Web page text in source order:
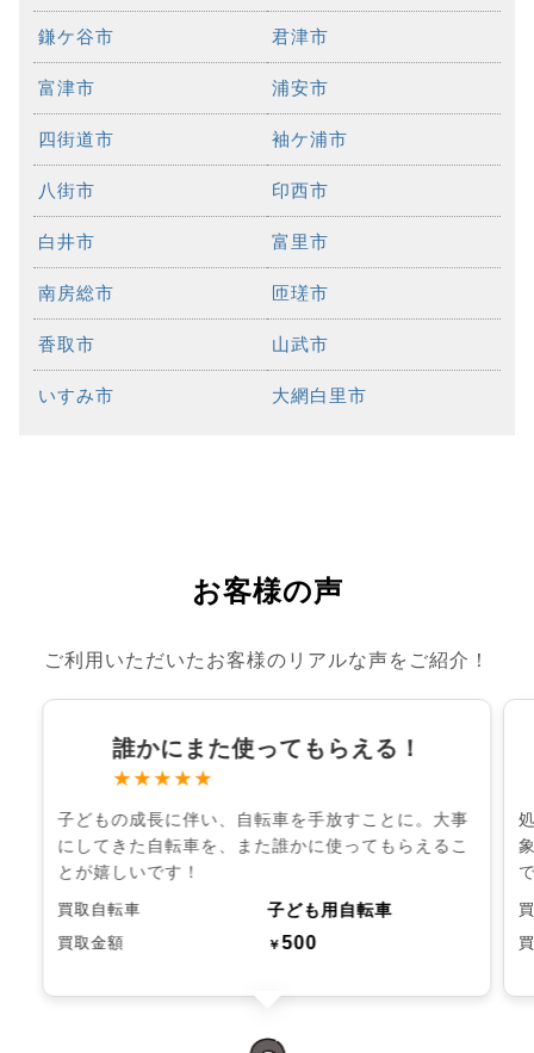
鎌ケ谷市 君津市
富津市 浦安市
四街道市 袖ケ浦市
八街市 印西市
白井市 富里市
南房総市 匝瑳市
香取市 山武市
いすみ市 大網白里市
お客様の声
ご利用いただいたお客様のリアルな声をご紹介！
誰かにまた使ってもらえる！
★★★★★
子どもの成長に伴い、自転車を手放すことに。大事
にしてきた自転車を、また誰かに使ってもらえるこ
とが嬉しいです！
買取自転車 子ども用自転車
買取金額 ￥500